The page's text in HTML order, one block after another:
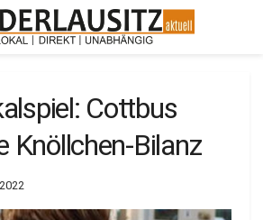
Cottbus
Knöllchen-Bilanz